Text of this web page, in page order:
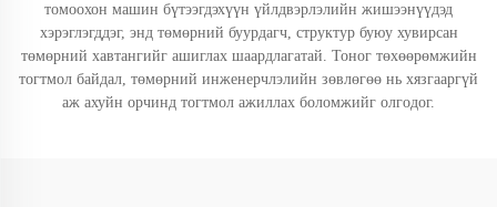
томоохон машин бүтээгдэхүүн үйлдвэрлэлийн жишээнүүдэд
хэрэглэгддэг, энд төмөрний буурдагч, структур буюу хувирсан
төмөрний хавтангийг ашиглах шаардлагатай. Тоног төхөөрөмжийн
тогтмол байдал, төмөрний инженерчлэлийн зөвлөгөө нь хязгааргүй
аж ахуйн орчинд тогтмол ажиллах боломжийг олгодог.